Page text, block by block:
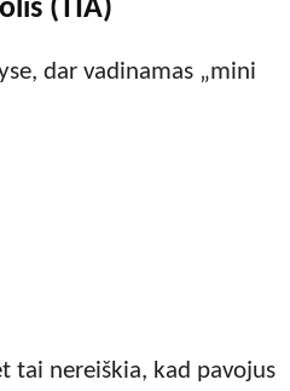
(TIA)
dar vadinamas „mini
tai nereiškia, kad pavojus